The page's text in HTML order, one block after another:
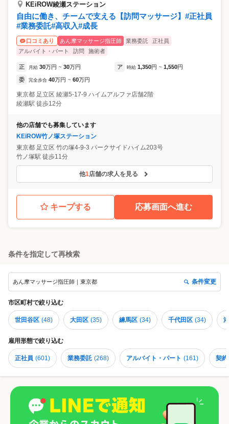
KEiROW綾瀬ステーション
自由に働き、チームで支える【訪問マッサージ】#正社員
#業務委託#高収入#成長
口コミあり あん摩マッサージ指圧師 業務委託
正社員
アルバイト・パート
訪問 施術者
正 月給 30万円 ~ 30万円 ア 時給 1,350円 ~ 1,550円
委 完全歩合 40万円 ~ 60万円
東京都 足立区 綾瀬5-17-9 ハイムアルファ店舗2階
綾瀬駅 徒歩12分
他の店舗でも募集しています
KEiROW竹ノ塚ステーション
東京都 足立区 竹の塚4-9-3 パークサイドハイム203号
竹ノ塚駅 徒歩11分
他1店舗の求人を見る
キープする 応募画面へ進む
条件を指定して再検索
あん摩マッサージ指圧師｜東京都 条件変更
市区町村で絞り込む
世田谷区 (48) 大田区 (35) 練馬区 (34) 千代田区 (34)
雇用形態で絞り込む
正社員 (601) 業務委託 (268) アルバイト・パート (161) 契